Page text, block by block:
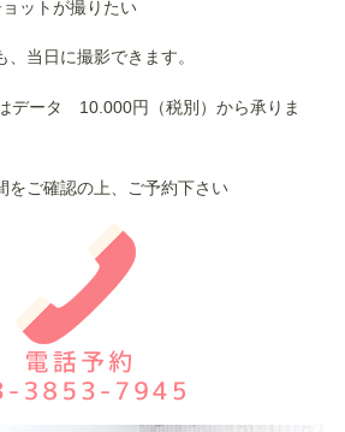
ットが撮りたい
当日に撮影できます。
データ 10.000円（税別）から承りま
をご確認の上、ご予約下さい